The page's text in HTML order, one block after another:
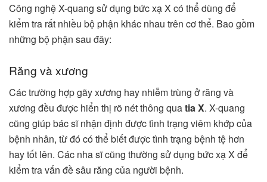
Công nghệ X-quang sử dụng bức xạ X có thể dùng để
kiểm tra rất nhiều bộ phận khác nhau trên cơ thể. Bao gồm
những bộ phận sau đây:
Răng và xương
Các trường hợp gãy xương hay nhiễm trùng ở răng và
xương đều được hiển thị rõ nét thông quatia X. X-quang
cũng giúp bác sĩ nhận định được tình trạng viêm khớp của
bệnh nhân, từ đó có thể biết được tình trạng bệnh tệ hơn
hay tốt lên. Các nha sĩ cũng thường sử dụng bức xạ X để
kiểm tra vấn đề sâu răng của người bệnh.